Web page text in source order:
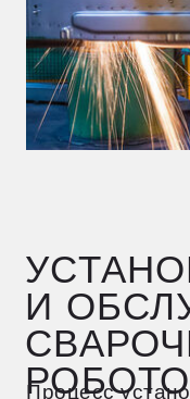
Плановые
по
корректируется в
от особенностей
и интенсивности
оборудования.
Обучение
операторов —